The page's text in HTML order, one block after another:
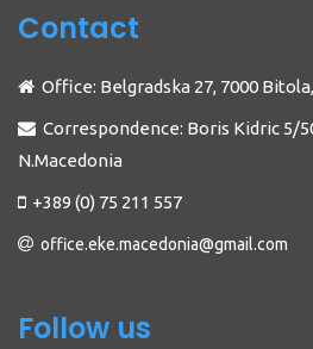
Contact
Office: Belgradska 27, 7000
Correspondence: Boris Kidric 5/
N.Macedonia
+389 (0) 75 211 557
office.eke.macedonia@gmail.com
Follow us